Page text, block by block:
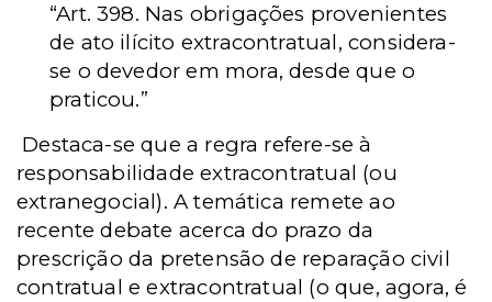
“Art. 398. Nas obrigações provenientes
de ato ilícito extracontratual, considera-
se o devedor em mora, desde que o
praticou.”
Destaca-se que a regra refere-se à
responsabilidade extracontratual (ou
extranegocial). A temática remete ao
recente debate acerca do prazo da
prescrição da pretensão de reparação civil
contratual e extracontratual (o que, agora, é